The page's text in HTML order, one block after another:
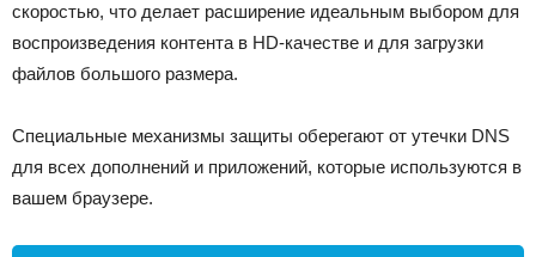
скоростью, что делает расширение идеальным выбором для
воспроизведения контента в HD-качестве и для загрузки
файлов большого размера.
Специальные механизмы защиты оберегают от утечки DNS
для всех дополнений и приложений, которые используются в
вашем браузере.